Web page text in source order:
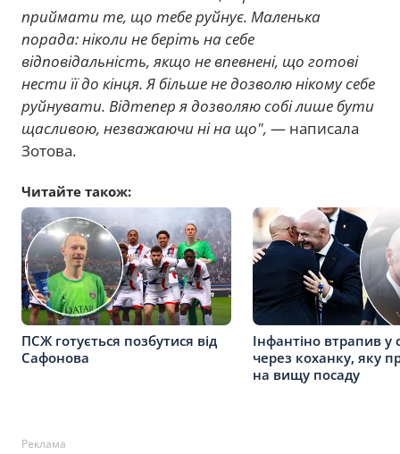
приймати те, що тебе руйнує. Маленька
порада: ніколи не беріть на себе
відповідальність, якщо не впевнені, що готові
нести її до кінця. Я більше не дозволю нікому себе
руйнувати. Відтепер я дозволяю собі лише бути
щасливою, незважаючи ні на що", — написала
Зотова.
Читайте також:
ПСЖ готується позбутися від
Сафонова
Інфантіно втрапив у
через коханку, яку
на вищу посаду
Реклама